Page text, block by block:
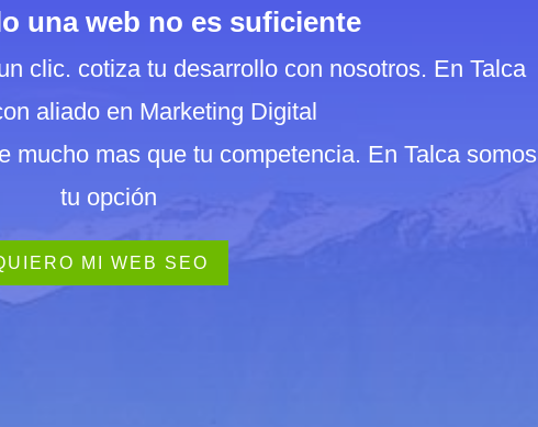
una web no es suficiente
clic. cotiza tu desarrollo con nosotros. En Talca
aliado en Marketing Digital
mucho mas que tu competencia. En Talca somos
tu opción
MI WEB SEO